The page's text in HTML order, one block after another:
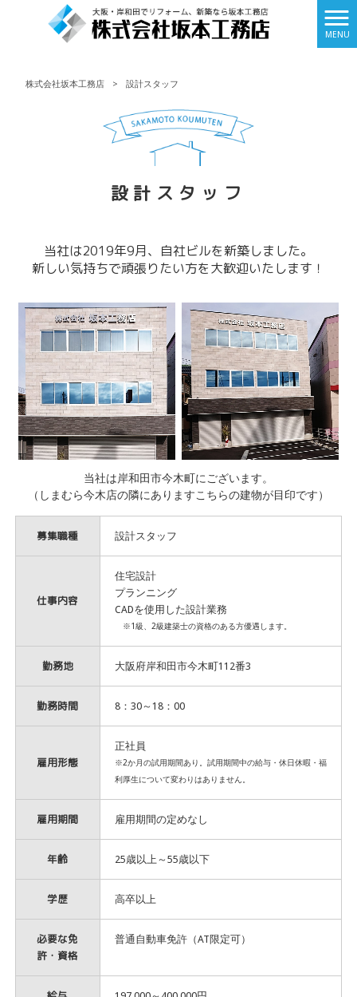
MENU
株式会社坂本工務店 > 設計スタッフ
設計スタッフ
当社は2019年9月、自社ビルを新築しました。
新しい気持ちで頑張りたい方を大歓迎いたします！
当社は岸和田市今木町にございます。
（しまむら今木店の隣にありますこちらの建物が目印です）
募集職種 設計スタッフ
仕事内容
住宅設計
プランニング
CADを使用した設計業務
※1級、2級建築士の資格のある方優遇します。
勤務地 大阪府岸和田市今木町112番3
勤務時間 8：30～18：00
雇用形態
正社員
※2か月の試用期間あり。試用期間中の給与・休日休暇・福
利厚生について変わりはありません。
雇用期間 雇用期間の定めなし
年齢 25歳以上～55歳以下
学歴 高卒以上
必要な免
許・資格
普通自動車免許（AT限定可）